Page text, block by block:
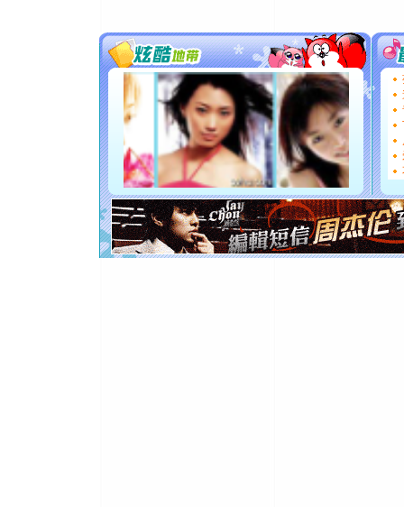
[圣诞节]
你太多，
要平安
[圣诞节]
能正大
都要快乐
[圣诞节]
如意,快
[元旦]看
断电。爱
你是我专
[元旦]如